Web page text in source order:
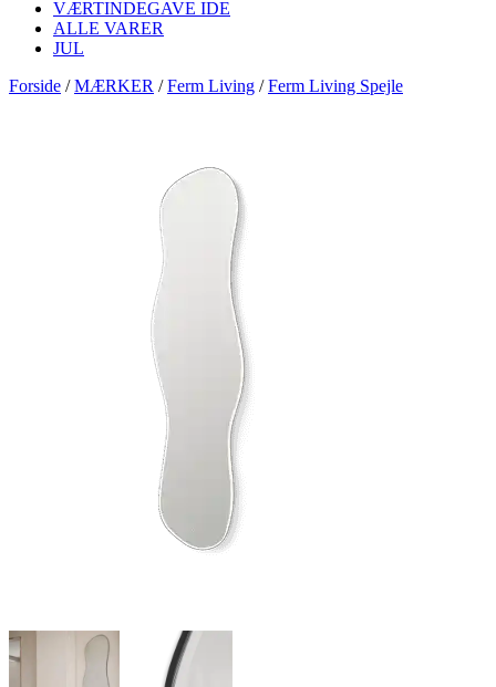
VÆRTINDEGAVE IDE
ALLE VARER
JUL
Forside /MÆRKER /Ferm Living /Ferm Living Spejle